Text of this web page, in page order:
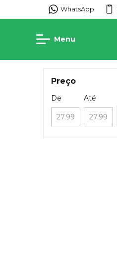
WhatsApp
Menu
Preço
De
Até